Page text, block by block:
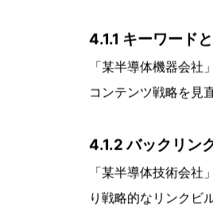
競合分析と市場
析し、市場での差別
4.1 競合他社の